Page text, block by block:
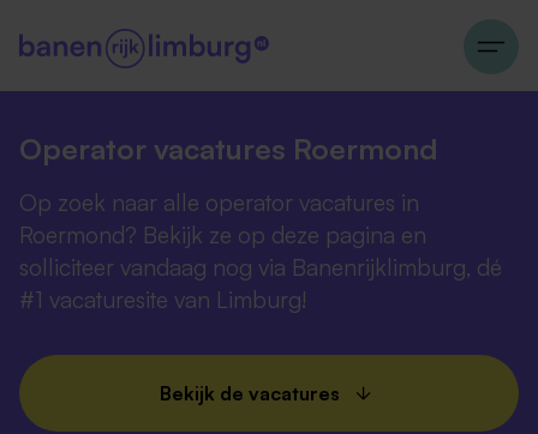
Operator vacatures Roermond
Op zoek naar alle operator vacatures in
Roermond? Bekijk ze op deze pagina en
solliciteer vandaag nog via Banenrijklimburg, dé
#1 vacaturesite van Limburg!
Bekijk de vacatures